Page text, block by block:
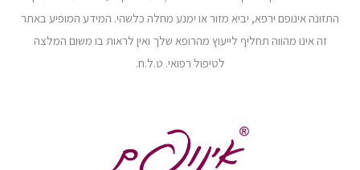
התזונה אינופם ירפא, יביא מזור או ימנע מחלה כלשהי. המידע המופיע באתר
זה אינו מהווה תחליף לייעוץ מהרופא שלך ואין לראות בו משום המלצה
לטיפול רפואי. ט.ל.ח.